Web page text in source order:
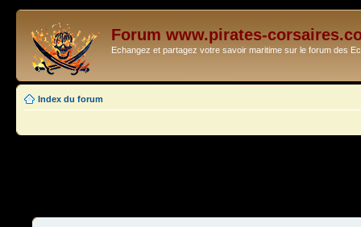
Forum www.pirates-
Echangez et partagez votre savoir maritime sur le forum des
Index du forum